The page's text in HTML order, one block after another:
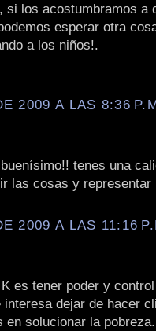
si los acostumbramos a
esperar otra
a los niños!.
2009 A LAS 8:36
tenes una
las cosas y representar
2009 A LAS 11:16
es tener poder y
dejar de hacer
en solucionar la